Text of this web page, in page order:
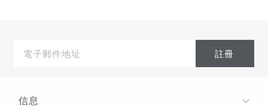
液
$980.00
2.5%
$599.00
址信息